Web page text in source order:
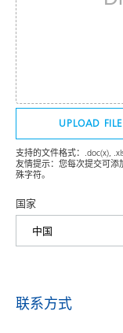
UPLOAD
支持的文件格式：.doc(x),
友情提示：您每次提交可添
殊字符。
国家
联系方式